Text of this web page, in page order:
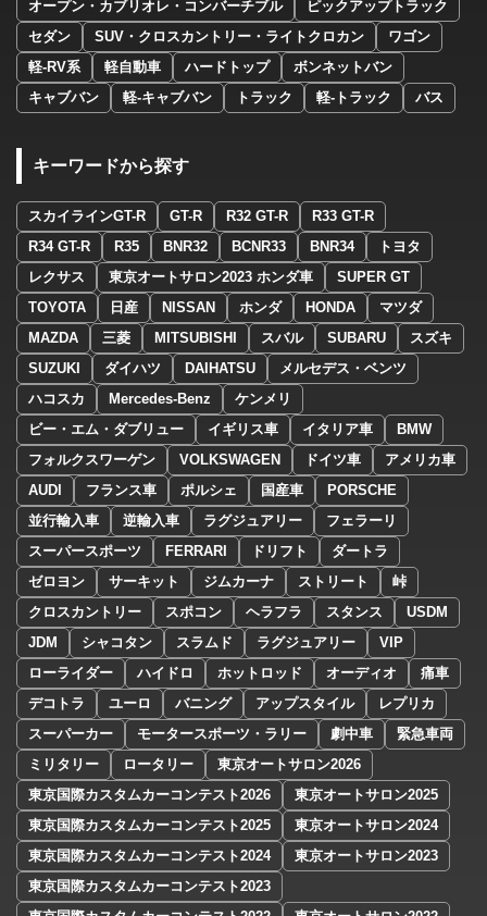
オープン・カブリオレ・コンバーチブル
ピックアップトラック
セダン
SUV・クロスカントリー・ライトクロカン
ワゴン
軽-RV系
軽自動車 ハードトップ
ボンネットバン
キャブバン
軽-キャブバン トラック 軽-トラック バス
キーワードから探す
スカイラインGT-R GT-R R32 GT-R
R33 GT-R
R34 GT-R
R35 BNR32 BCNR33 BNR34
トヨタ
レクサス
東京オートサロン2023 ホンダ車
SUPER GT
TOYOTA
日産 NISSAN ホンダ HONDA
マツダ
MAZDA
三菱 MITSUBISHI スバル SUBARU
スズキ
SUZUKI
ダイハツ DAIHATSU
メルセデス・ベンツ
ハコスカ
Mercedes-Benz
ケンメリ
ビー・エム・ダブリュー
イギリス車 イタリア車
BMW
フォルクスワーゲン
VOLKSWAGEN ドイツ車
アメリカ車
AUDI
フランス車 ポルシェ 国産車
PORSCHE
並行輸入車
逆輸入車 ラグジュアリー
フェラーリ
スーパースポーツ
FERRARI ドリフト
ダートラ
ゼロヨン
サーキット ジムカーナ ストリート
峠
クロスカントリー
スポコン ヘラフラ スタンス
USDM
JDM
シャコタン スラムド ラグジュアリー
VIP
ローライダー
ハイドロ ホットロッド オーディオ
痛車
デコトラ
ユーロ バニング アップスタイル
レプリカ
スーパーカー
モータースポーツ・ラリー 劇中車
緊急車両
ミリタリー
ロータリー
東京オートサロン2026
東京国際カスタムカーコンテスト2026
東京オートサロン2025
東京国際カスタムカーコンテスト2025
東京オートサロン2024
東京国際カスタムカーコンテスト2024
東京オートサロン2023
東京国際カスタムカーコンテスト2023